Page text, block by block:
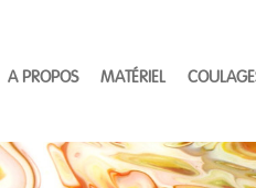
A PROPOS MATÉRIEL